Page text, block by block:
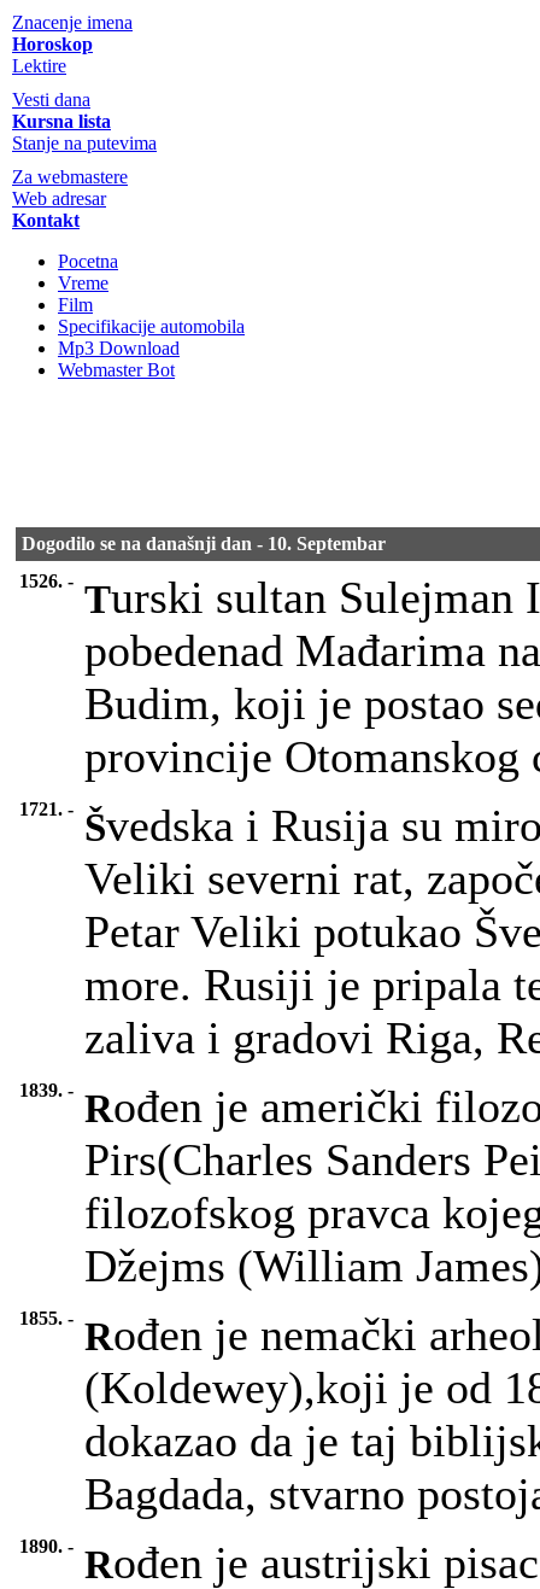
Znacenje imena
Horoskop
Lektire
Vesti dana
Kursna lista
Stanje na putevima
Za webmastere
Web adresar
Kontakt
Pocetna
Vreme
Film
Specifikacije automobila
Mp3 Download
Webmaster Bot
Dogodilo se na današnji dan - 10. Septembar
1526. - Turski sultan Sulejman
pobedenad Mađarima
Budim, koji je postao
provincije Otomanskog
1721. - Švedska i Rusija su
Veliki severni rat,
Petar Veliki potukao
more. Rusiji je pripala
zaliva i gradovi Riga,
1839. - Rođen je američki
Pirs(Charles Sanders
filozofskog pravca
Džejms (William
1855. - Rođen je nemački
(Koldewey),koji je od
dokazao da je taj
Bagdada, stvarno
1890. - Rođen je austrijski